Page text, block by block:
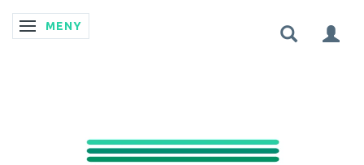
ÄNDRA NAVIGERING
MENY